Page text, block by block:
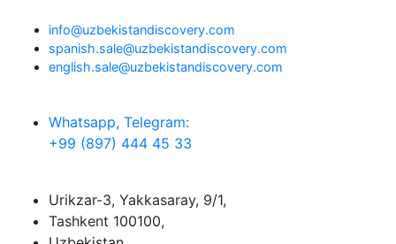
info@uzbekistandiscovery.com
spanish.sale@uzbekistandiscovery.com
english.sale@uzbekistandiscovery.com
Whatsapp, Telegram:
+99 (897) 444 45 33
Urikzar-3, Yakkasaray, 9/1,
Tashkent 100100,